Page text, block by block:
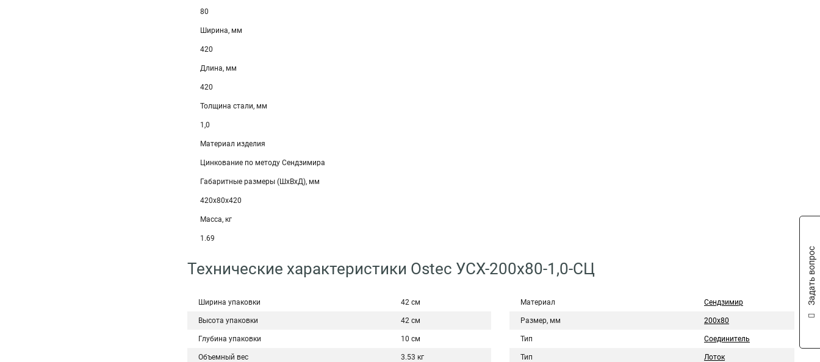
80
Ширина, мм
420
Длина, мм
420
Толщина стали, мм
1,0
Материал изделия
Цинкование по методу Сендзимира
Габаритные размеры (ШхВхД), мм
420х80х420
Масса, кг
1.69
Технические характеристики Ostec УСХ-200х80-1,0-СЦ
Ширина упаковки 42 см
Высота упаковки 42 см
Глубина упаковки 10 см
Объемный вес 3.53 кг
Материал Сендзимир
Размер, мм 200х80
Тип Соединитель
Тип Лоток
Задать вопрос